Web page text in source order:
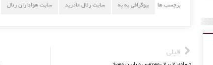
برچسب ها بیوگرافی په په سایت رئال مادرید سایت هواداران رئال
قبلی